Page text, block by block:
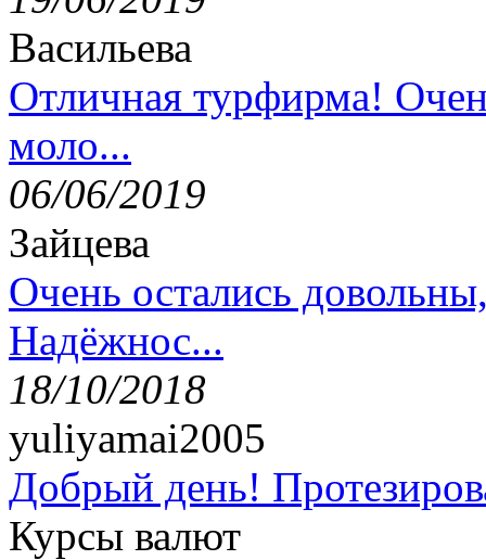
Васильева
Отличная турфирма!
моло...
06/06/2019
Зайцева
Очень остались
Надёжнос...
18/10/2018
yuliyamai2005
Добрый день!
Курсы валют